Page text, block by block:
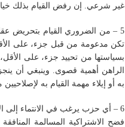
غير شرعي. إن رفض القيام بذلك
5 – من الضروري القيام بتحريض
تكن مدعومة من قبل جزء، على
بسياستها من تحييد جزء، على
الراهن أهمية قصوى. وينبغي أن
به أو إيلاء مهمة القيام به
6 – أي حزب يرغب في الانتماء إلى
فضح الاشتراكية المسالمة